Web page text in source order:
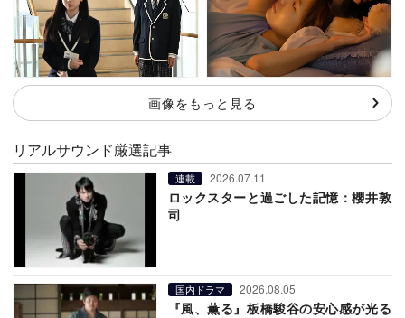
画像をもっと見る
リアルサウンド厳選記事
連載 2026.07.11
ロックスターと過ごした記憶：櫻井敦
司
国内ドラマ 2026.08.05
『風、薫る』板橋駿谷の安心感が光る